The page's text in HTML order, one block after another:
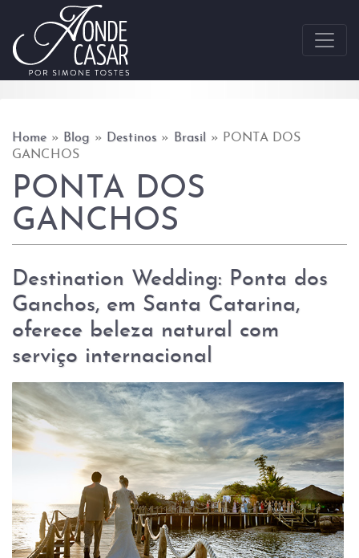
Skip to content
Home » Blog » Destinos » Brasil »
PONTA DOS
GANCHOS
PONTA DOS
GANCHOS
Destination Wedding: Ponta dos
Ganchos, em Santa Catarina,
oferece beleza natural com
serviço internacional